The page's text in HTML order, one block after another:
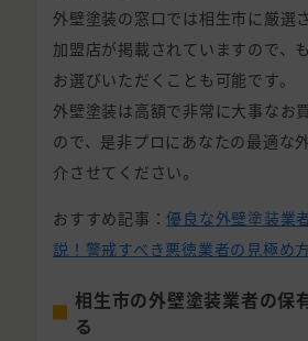
外壁塗装の窓口では相生市に厳選
加盟店が掲載されていますので、
お選びいただくことも可能です。
外壁塗装は高額で非常に大事なお
ので、是非プロにあなたの最適な
介させてください。
おすすめ記事：優良な外壁塗装業
説！警戒すべき悪徳業者の見極め
相生市の外壁塗装業者の保
る